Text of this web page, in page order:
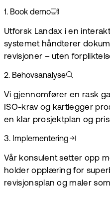
1. Book demo
Utforsk Landax i en
systemet håndterer
revisjoner – uten
2. Behovsanalyse
Vi gjennomfører en rask
ISO-krav og kartlegger
en klar prosjektplan og
3. Implementering
Vår konsulent setter opp
holder opplæring for
revisjonsplan og maler